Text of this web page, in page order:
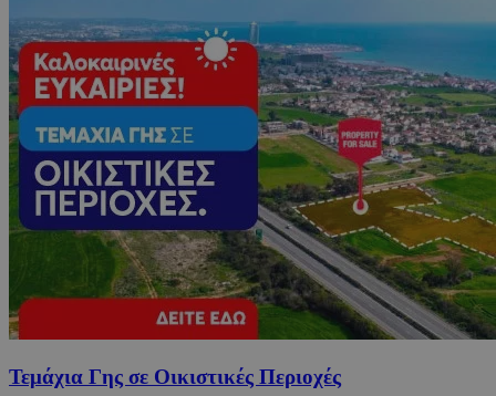
Τεμάχια Γης σε Οικιστικές Περιοχές